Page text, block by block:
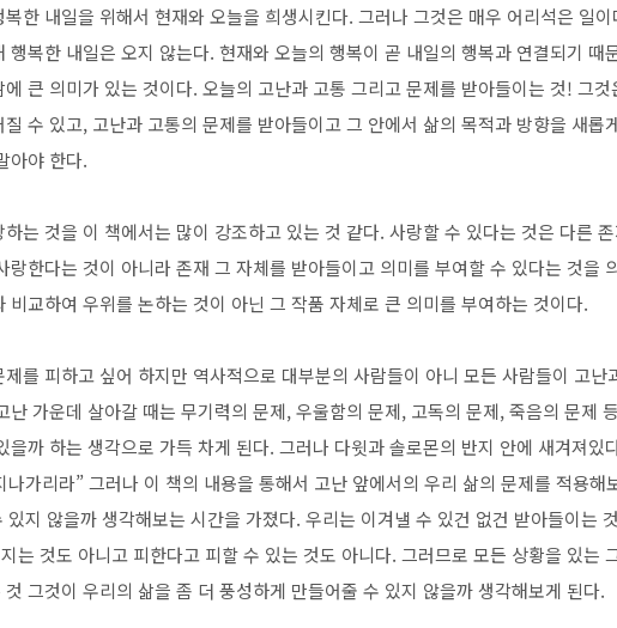
한 내일을 위해서 현재와 오늘을 희생시킨다. 그러나 그것은 매우 어리석은 일
행복한 내일은 오지 않는다. 현재와 오늘의 행복이 곧 내일의 행복과 연결되기 때
에 큰 의미가 있는 것이다. 오늘의 고난과 고통 그리고 문제를 받아들이는 것! 그
수 있고, 고난과 고통의 문제를 받아들이고 그 안에서 삶의 목적과 방향을 새롭
아야 한다.
는 것을 이 책에서는 많이 강조하고 있는 것 같다. 사랑할 수 있다는 것은 다른
랑한다는 것이 아니라 존재 그 자체를 받아들이고 의미를 부여할 수 있다는 것을
비교하여 우위를 논하는 것이 아닌 그 작품 자체로 큰 의미를 부여하는 것이다.
를 피하고 싶어 하지만 역사적으로 대부분의 사람들이 아니 모든 사람들이 고난
난 가운데 살아갈 때는 무기력의 문제, 우울함의 문제, 고독의 문제, 죽음의 문제
을까 하는 생각으로 가득 차게 된다. 그러나 다윗과 솔로몬의 반지 안에 새겨져있
나가리라” 그러나 이 책의 내용을 통해서 고난 앞에서의 우리 삶의 문제를 적용해
있지 않을까 생각해보는 시간을 가졌다. 우리는 이겨낼 수 있건 없건 받아들이는
는 것도 아니고 피한다고 피할 수 있는 것도 아니다. 그러므로 모든 상황을 있는
그것이 우리의 삶을 좀 더 풍성하게 만들어줄 수 있지 않을까 생각해보게 된다.